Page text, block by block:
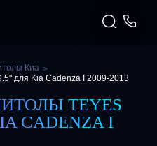
Киа
для Kia Cadenza I 2009-2013
TEYES
CADENZA I